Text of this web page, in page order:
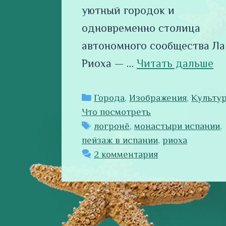
уютный городок и
одновременно столица
автономного сообщества Ла
Риоха — … Читать дальше
Рубрики
Города,Изображения,
Что посмотреть
Метки
логронё, монастыри испании,
пейзаж в испании, риоха
2 комментария